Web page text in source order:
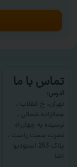
تماس با ما
آدرس:
تهران، خ انقلاب ،
جمالزاده شمالی ،
نرسیده به چهارراه
نصرت سمت راست ،
پلاک 263 استودیو
اشا